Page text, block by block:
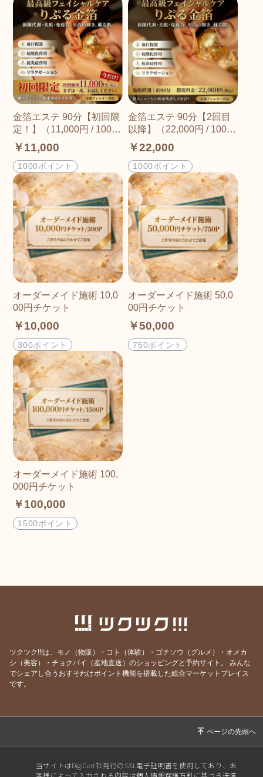
金箔エステ 90分【初回限
定！】（11,000円 / 1000
P）
￥11,000
1000ポイント
金箔エステ 90分【2回目
以降】（22,000円 / 1000
P）
￥22,000
1000ポイント
オーダーメイド施術 10,0
00円チケット
￥10,000
300ポイント
オーダーメイド施術 50,0
00円チケット
￥50,000
750ポイント
オーダーメイド施術 100,
000円チケット
￥100,000
1500ポイント
ツクツク!!!は、モノ（物販）・コト（体験）・ゴチソウ（グルメ）・オメカ
シ（美容）・チョクバイ（産地直送）のショッピングと予約サイト。
みんな
でシェアし合うおすそわけポイント機能を搭載した総合マーケットプレイス
です。
当サイトはDigiCert社発行のSSL電子証明書を使用しており、お
客様によって入力される内容は個人情報保護方針に基づき送信